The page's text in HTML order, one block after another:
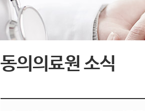
동의의료원 소식